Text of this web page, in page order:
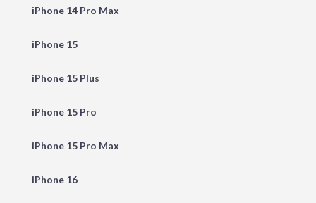
iPhone 14 Pro Max
iPhone 15
iPhone 15 Plus
iPhone 15 Pro
iPhone 15 Pro Max
iPhone 16